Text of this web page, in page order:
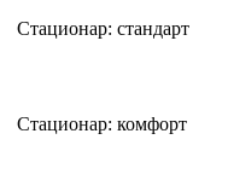
Стационар: стандарт
Стационар: комфорт